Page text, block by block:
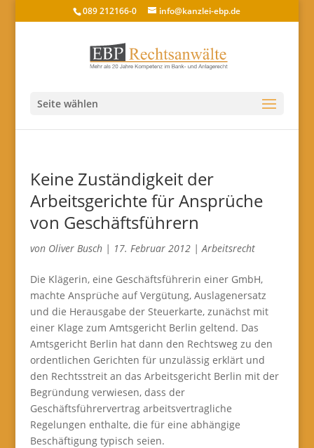
089 212166-0 info@kanzlei-ebp.de
Seite wählen
Keine Zuständigkeit der
Arbeitsgerichte für Ansprüche
von Geschäftsführern
von Oliver Busch| 17. Februar 2012|Arbeitsrecht
Die Klägerin, eine Geschäftsführerin einer GmbH,
machte Ansprüche auf Vergütung, Auslagenersatz
und die Herausgabe der Steuerkarte, zunächst mit
einer Klage zum Amtsgericht Berlin geltend. Das
Amtsgericht Berlin hat dann den Rechtsweg zu den
ordentlichen Gerichten für unzulässig erklärt und
den Rechtsstreit an das Arbeitsgericht Berlin mit der
Begründung verwiesen, dass der
Geschäftsführervertrag arbeitsvertragliche
Regelungen enthalte, die für eine abhängige
Beschäftigung typisch seien.